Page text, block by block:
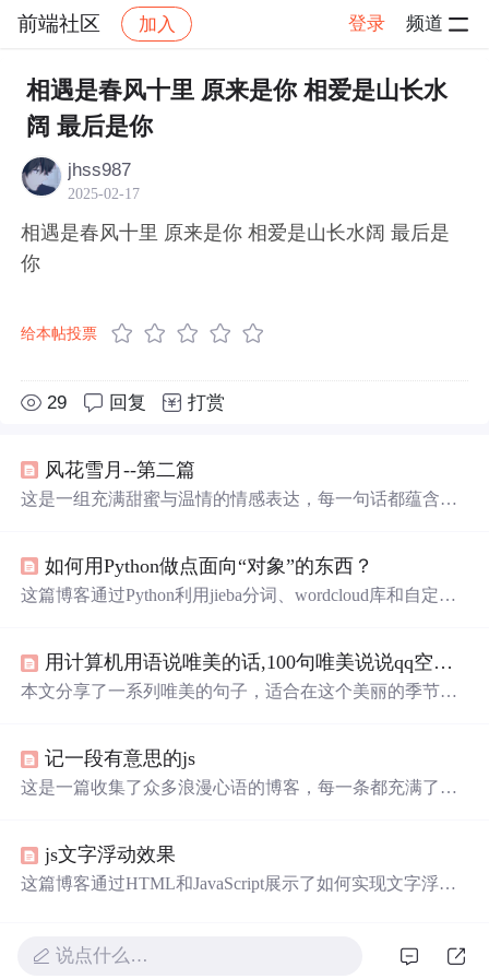
前端社区 加入 登录 频道
社区 前端社区 感慨 帖子详情
相遇是春风十里 原来是你 相爱是山长水
阔 最后是你
jhss987
2025-02-17
相遇是春风十里 原来是你 相爱是山长水阔 最后是
你
给本帖投票
29 回复 打赏
风花雪月--第二篇
这是一组充满甜蜜与温情的情感表达，每一句话都蕴含着
细腻的一面，让人感受到爱情的美好和力量。
如何用Python做点面向“对象”的东西？
这篇博客通过Python利用jieba分词、wordcloud库和自定义
用计算机用语说唯美的话,100句唯美说说qq空间句子合集
本文分享了一系列唯美的句子，适合在这个美丽的季节发
记一段有意思的js
这是一篇收集了众多浪漫心语的博客，每一条都充满了甜
的独特情感，仿佛每个瞬间都因你而闪耀。这些话语如同
繁星，照亮了平凡的日子，让人感受到爱的力量和美好。
js文字浮动效果
这篇博客通过HTML和JavaScript展示了如何实现文字浮动
在页面上随机飘动的视觉效果。此外，文中还包含了对CS
说点什么…